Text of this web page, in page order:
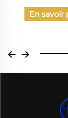
En savoir